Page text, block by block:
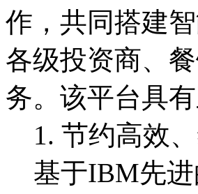
作，共同搭建
各级投资商、
务。该平台具
1. 节约高效
基于IBM先进